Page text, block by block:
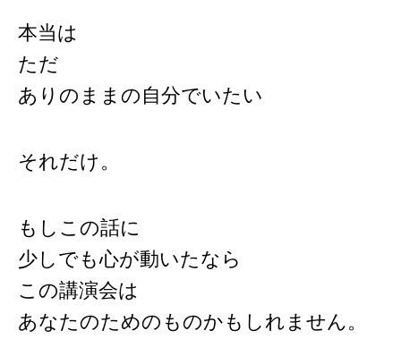
本当は
ただ
ありのままの自分でいたい
それだけ。
もしこの話に
少しでも心が動いたなら
この講演会は
あなたのためのものかもしれません。